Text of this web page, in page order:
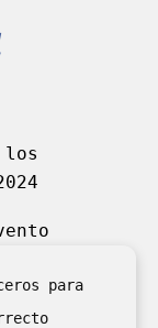
los
para